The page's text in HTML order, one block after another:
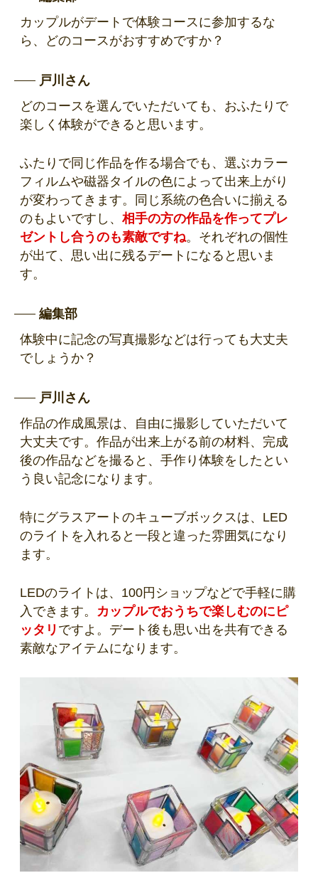
カップルがデートで体験コースに参加するな
ら、どのコースがおすすめですか？
戸川さん
どのコースを選んでいただいても、おふたりで
楽しく体験ができると思います。
ふたりで同じ作品を作る場合でも、選ぶカラー
フィルムや磁器タイルの色によって出来上がり
が変わってきます。同じ系統の色合いに揃える
のもよいですし、 相手の方の作品を作ってプレ
ゼントし合うのも素敵ですね。それぞれの個性
が出て、思い出に残るデートになると思いま
す。
編集部
体験中に記念の写真撮影などは行っても大丈夫
でしょうか？
戸川さん
作品の作成風景は、自由に撮影していただいて
大丈夫です。作品が出来上がる前の材料、完成
後の作品などを撮ると、手作り体験をしたとい
う良い記念になります。
特にグラスアートのキューブボックスは、LED
のライトを入れると一段と違った雰囲気になり
ます。
LEDのライトは、100円ショップなどで手軽に購
入できます。 カップルでおうちで楽しむのにピ
ッタリ ですよ。デート後も思い出を共有できる
素敵なアイテムになります。